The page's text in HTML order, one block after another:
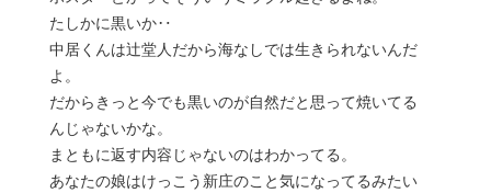
たしかに黒いか‥
中居くんは辻堂人だから海なしでは生きられないんだ
よ。
だからきっと今でも黒いのが自然だと思って焼いてる
んじゃないかな。
まともに返す内容じゃないのはわかってる。
あなたの娘はけっこう新庄のこと気になってるみたい